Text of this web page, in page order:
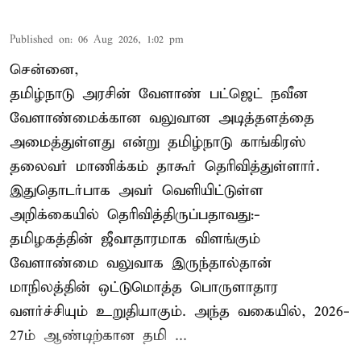
Published on: 06 Aug 2026, 1:02 pm
சென்னை,
தமிழ்நாடு அரசின் வேளாண் பட்ஜெட் நவீன
வேளாண்மைக்கான வலுவான அடித்தளத்தை
அமைத்துள்ளது என்று தமிழ்நாடு காங்கிரஸ்
தலைவர் மாணிக்கம் தாகூர் தெரிவித்துள்ளார்.
இதுதொடர்பாக அவர் வெளியிட்டுள்ள
அறிக்கையில் தெரிவித்திருப்பதாவது:-
தமிழகத்தின் ஜீவாதாரமாக விளங்கும்
வேளாண்மை வலுவாக இருந்தால்தான்
மாநிலத்தின் ஒட்டுமொத்த பொருளாதார
வளர்ச்சியும் உறுதியாகும். அந்த வகையில், 2026-
27ம் ஆண்டிற்கான தமி ...